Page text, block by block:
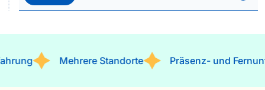
Mehrere Standorte Präsenz- und